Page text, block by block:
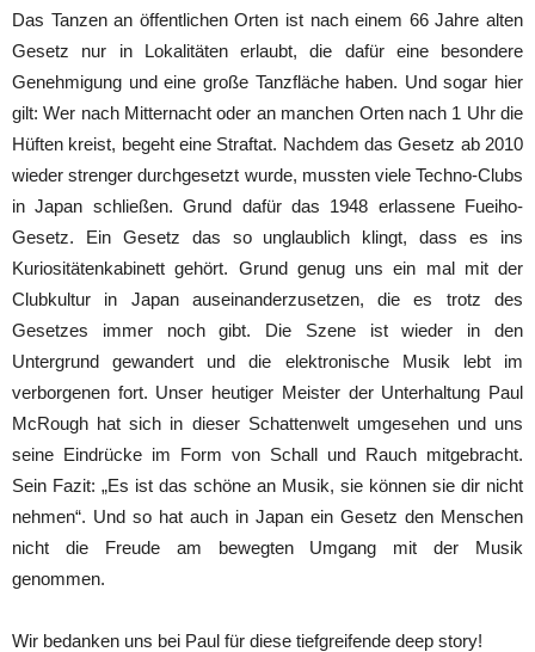
Das Tanzen an öffentlichen Orten ist nach einem 66 Jahre alten
Gesetz nur in Lokalitäten erlaubt, die dafür eine besondere
Genehmigung und eine große Tanzfläche haben. Und sogar hier
gilt: Wer nach Mitternacht oder an manchen Orten nach 1 Uhr die
Hüften kreist, begeht eine Straftat. Nachdem das Gesetz ab 2010
wieder strenger durchgesetzt wurde, mussten viele Techno-Clubs
in Japan schließen. Grund dafür das 1948 erlassene Fueiho-
Gesetz. Ein Gesetz das so unglaublich klingt, dass es ins
Kuriositätenkabinett gehört. Grund genug uns ein mal mit der
Clubkultur in Japan auseinanderzusetzen, die es trotz des
Gesetzes immer noch gibt. Die Szene ist wieder in den
Untergrund gewandert und die elektronische Musik lebt im
verborgenen fort. Unser heutiger Meister der Unterhaltung Paul
McRough hat sich in dieser Schattenwelt umgesehen und uns
seine Eindrücke im Form von Schall und Rauch mitgebracht.
Sein Fazit: „Es ist das schöne an Musik, sie können sie dir nicht
nehmen“. Und so hat auch in Japan ein Gesetz den Menschen
nicht die Freude am bewegten Umgang mit der Musik
genommen.
Wir bedanken uns bei Paul für diese tiefgreifende deep story!